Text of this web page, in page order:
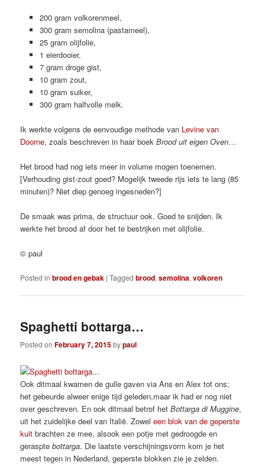
200 gram volkorenmeel,
300 gram semolina (pastameel),
25 gram olijfolie,
1 eierdooier,
7 gram droge gist,
10 gram zout,
10 gram suiker,
300 gram halfvolle melk.
Ik werkte volgens de eenvoudige methode van Levine van
Doorne, zoals beschreven in haar boekBrood uit eigen Oven…
Het brood had nog iets meer in volume mogen toenemen.
[Verhouding gist-zout goed? Mogelijk tweede rijs iets te lang (85
minuten)? Niet diep genoeg ingesneden?]
De smaak was prima, de structuur ook. Goed te snijden. Ik
werkte het brood af door het te bestrijken met olijfolie.
© paul
Posted in brood en gebak |Tagged brood,semolina,volkoren
Spaghetti bottarga…
Posted onFebruary 7, 2015bypaul
Ook ditmaal kwamen de gulle gaven via Ans en Alex tot ons;
het gebeurde alweer enige tijd geleden,maar ik had er nog niet
over geschreven. En ook ditmaal betrof hetBottarga di Muggine,
uit het zuidelijke deel van Italië. Zoweleen blok van de geperste
kuit brachten ze mee, alsook een potje met gedroogde en
gerasptebottarga. Die laatste verschijningsvorm kom je het
meest tegen in Nederland, geperste blokken zie je zelden.